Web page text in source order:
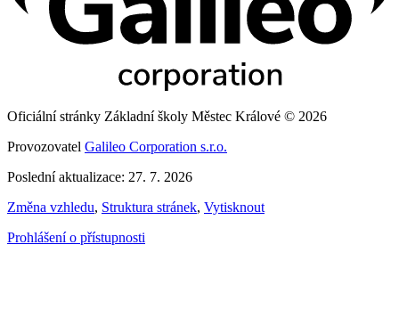
Oficiální stránky Základní školy Městec Králové © 2026
Provozovatel Galileo Corporation s.r.o.
Poslední aktualizace: 27. 7. 2026
Změna vzhledu, Struktura stránek, Vytisknout
Prohlášení o přístupnosti